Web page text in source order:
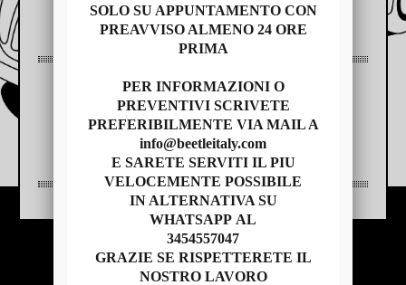
AUTO USATE
Copyright © 2014 - BEETLE ITALY
P.IVA 04209620279
SOLO SU APPUNTAMENTO CON
PREAVVISO ALMENO 24 ORE
PRIMA
PER INFORMAZIONI O
PREVENTIVI SCRIVETE
PREFERIBILMENTE VIA MAIL A
info@beetleitaly.com
E SARETE SERVITI IL PIU
VELOCEMENTE POSSIBILE
IN ALTERNATIVA SU
WHATSAPP AL
3454557047
GRAZIE SE RISPETTERETE IL
NOSTRO LAVORO